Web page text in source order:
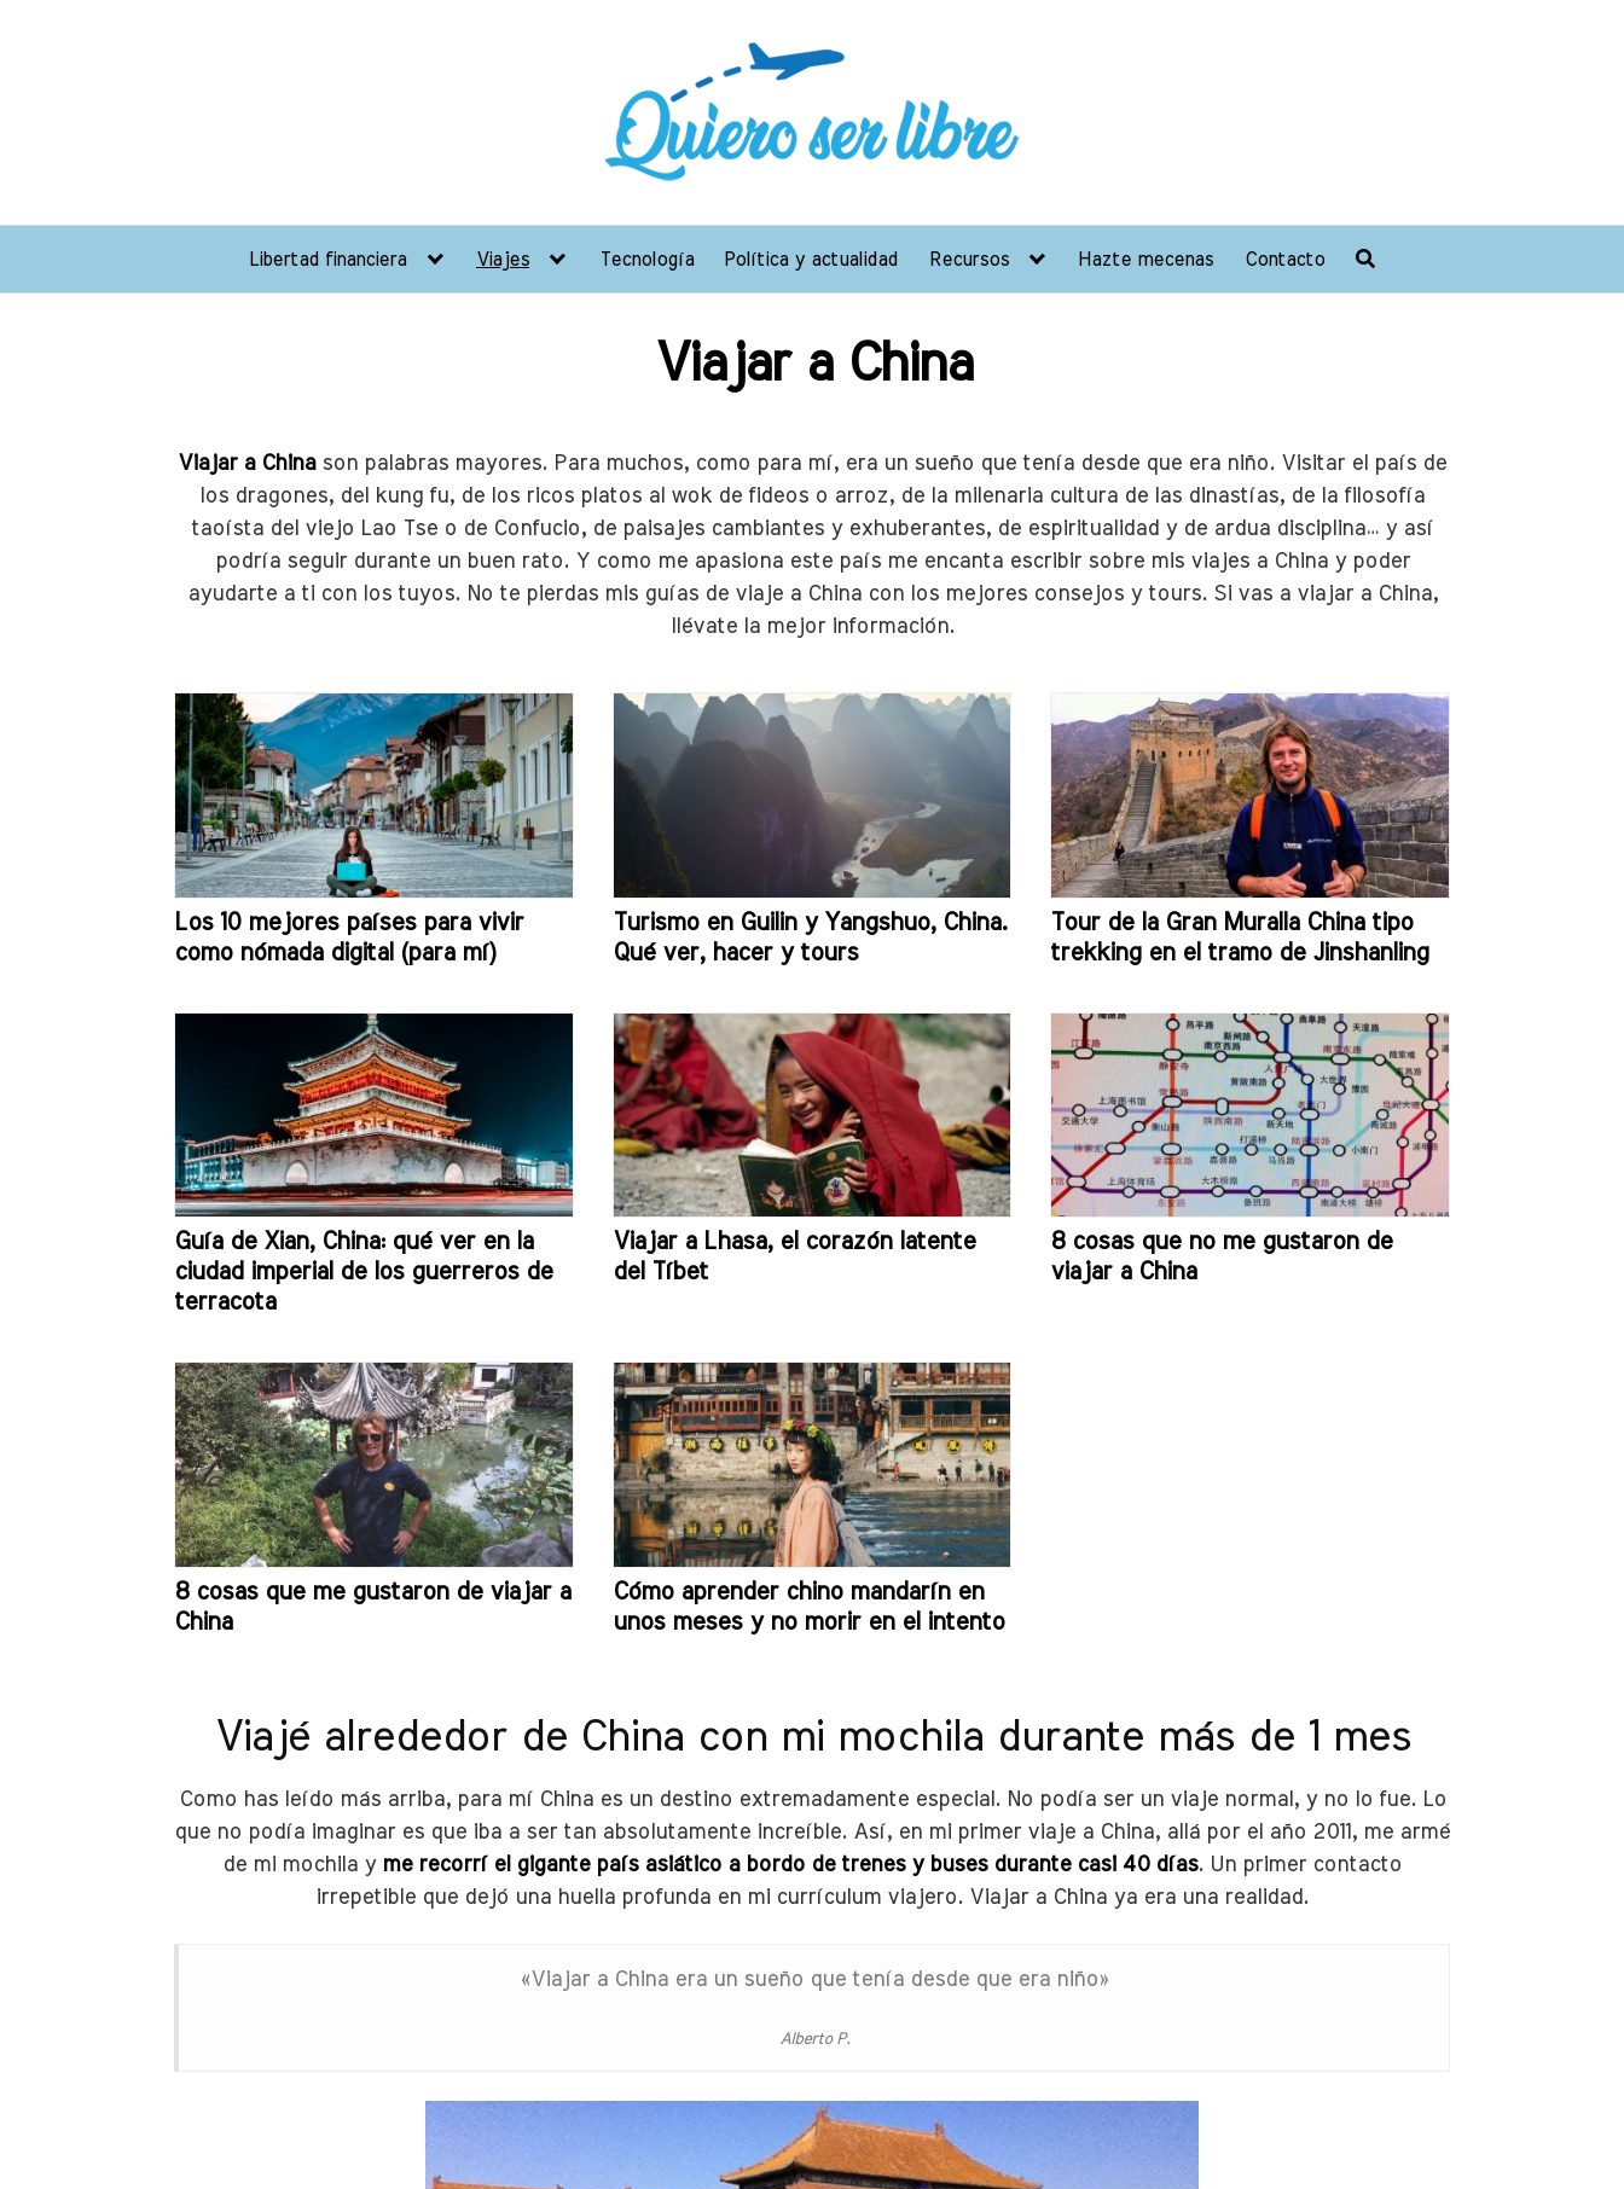
Libertad financiera Viajes Tecnología Política y actualidad Recursos Hazte mecenas Contacto
Viajar a China
Viajar a Chinason palabras mayores. Para muchos, como para mí, era un sueño que tenía desde que era niño. Visitar el país de
los dragones, del kung fu, de los ricos platos al wok de fideos o arroz, de la milenaria cultura de las dinastías, de la filosofía
taoísta del viejo Lao Tse o de Confucio, de paisajes cambiantes y exhuberantes, de espiritualidad y de ardua disciplina… y así
podría seguir durante un buen rato. Y como me apasiona este país me encanta escribir sobre mis viajes a China y poder
ayudarte a ti con los tuyos. No te pierdas mis guías de viaje a China con los mejores consejos y tours. Si vas a viajar a China,
llévate la mejor información.
Los 10 mejores países para vivir
como nómada digital (para mí)
Turismo en Guilin y Yangshuo, China.
Qué ver, hacer y tours
Tour de la Gran Muralla China tipo
trekking en el tramo de Jinshanling
Guía de Xian, China: qué ver en la
ciudad imperial de los guerreros de
terracota
Viajar a Lhasa, el corazón latente
del Tíbet
8 cosas que no me gustaron de
viajar a China
8 cosas que me gustaron de viajar a
China
Cómo aprender chino mandarín en
unos meses y no morir en el intento
Viajé alrededor de China con mi mochila durante más de 1 mes
Como has leído más arriba, para mí China es un destino extremadamente especial. No podía ser un viaje normal, y no lo fue. Lo
que no podía imaginar es que iba a ser tan absolutamente increíble. Así, en mi primer viaje a China, allá por el año 2011, me armé
de mi mochila y me recorrí el gigante país asiático a bordo de trenes y buses durante casi 40 días. Un primer contacto
irrepetible que dejó una huella profunda en mi currículum viajero. Viajar a China ya era una realidad.
«Viajar a China era un sueño que tenía desde que era niño»
Alberto P.